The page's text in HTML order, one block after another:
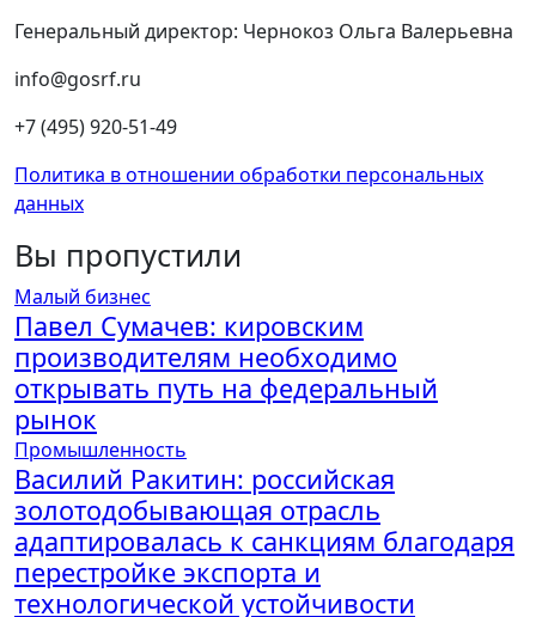
Генеральный директор: Чернокоз Ольга Валерьевна
info@gosrf.ru
+7 (495) 920-51-49
Политика в отношении обработки персональных
данных
Вы пропустили
Малый бизнес
Павел Сумачев: кировским
производителям необходимо
открывать путь на федеральный
рынок
Промышленность
Василий Ракитин: российская
золотодобывающая отрасль
адаптировалась к санкциям благодаря
перестройке экспорта и
технологической устойчивости